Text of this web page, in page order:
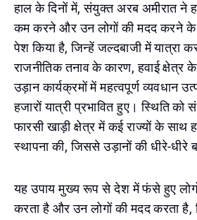
हाल के दिनों में, संयुक्त अरब अमीरात ने
कम करने और उन लोगों की मदद करने के
पेश किया है, जिन्हें जल्दबाजी में यात्रा
राजनीतिक तनाव के कारण, हवाई क्षेत्र
उड़ान कार्यक्रमों में महत्वपूर्ण व्यवधान
हजारों यात्री प्रभावित हुए। स्थिति
फारसी खाड़ी क्षेत्र में कई राज्यों के साथ
स्थापना की, जिससे उड़ानों की धीरे-धीरे
यह उपाय मुख्य रूप से देश में फंसे हुए
करता है और उन लोगों की मदद करता है,